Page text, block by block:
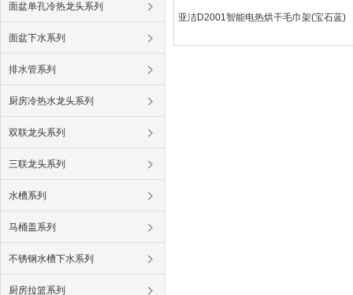
面盆单孔冷热龙头系列
面盆下水系列
排水管系列
厨房冷热水龙头系列
双联龙头系列
三联龙头系列
水槽系列
马桶盖系列
不锈钢水槽下水系列
厨房拉篮系列
亚洁D2001智能电热烘干毛巾架(宝石蓝)